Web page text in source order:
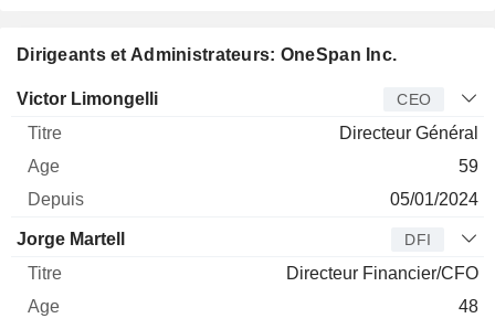
Dirigeants et Administrateurs: OneSpan Inc.
Dirigeant Titre Age
Victor Limongelli CEO
Directeur Général
59
05/01/2024
Jorge Martell DFI
Directeur Financier/CFO
48